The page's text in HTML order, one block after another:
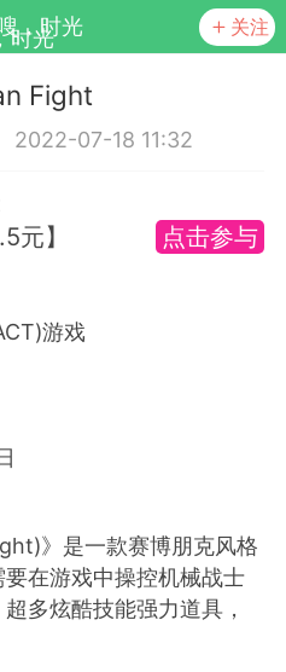
，时光 关注
小黑屋
Fight
2022-07-18 11:32
元】 点击参与
游戏
》是一款赛博朋克风格
在游戏中操控机械战士
多炫酷技能强力道具，